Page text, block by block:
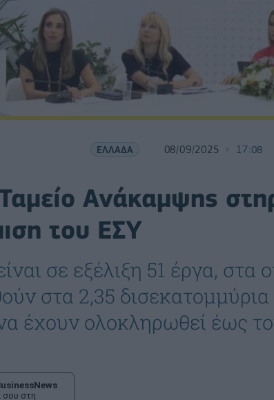
ΕΛΛΑΔΑ 08/09/2025 17:08
Ανάκαμψης
του ΕΣΥ
σε εξέλιξη 51 έργα, στα
στα 2,35
έχουν ολοκληρωθεί έως
σου στη